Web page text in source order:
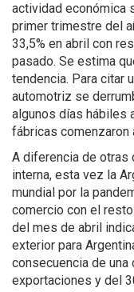
actividad económica
primer trimestre del
33,5% en abril con
pasado. Se estima
tendencia. Para citar
automotriz se
algunos días hábiles
fábricas comenzaron
A diferencia de otras
interna, esta vez la
mundial por la
comercio con el
del mes de abril
exterior para
consecuencia de una
exportaciones y del